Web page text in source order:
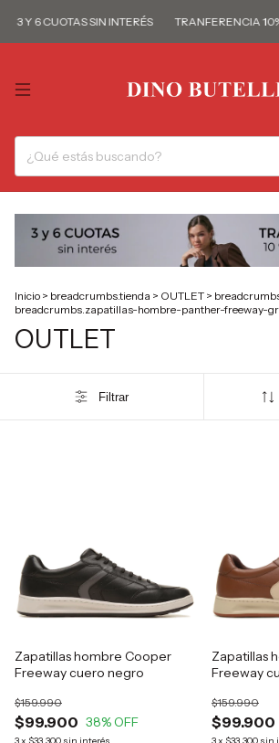
CUOTAS SIN INTERÉS TRANFERENCIA 10% DE
Inicio > breadcrumbs.tienda > OUTLET >
breadcrumbs.zapatillas-hombre-panther-freeway-
OUTLET
Filtrar
Zapatillas hombre Cooper
Freeway cuero negro
$99.900
$159.990
38% OFF
Zapatillas
Freeway
$99.900
$159.990